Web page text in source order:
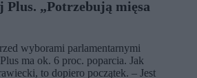
Plus. „Potrzebują mięsa
wyborami parlamentarnymi
ma ok. 6 proc. poparcia. Jak
to dopiero początek. – Jest